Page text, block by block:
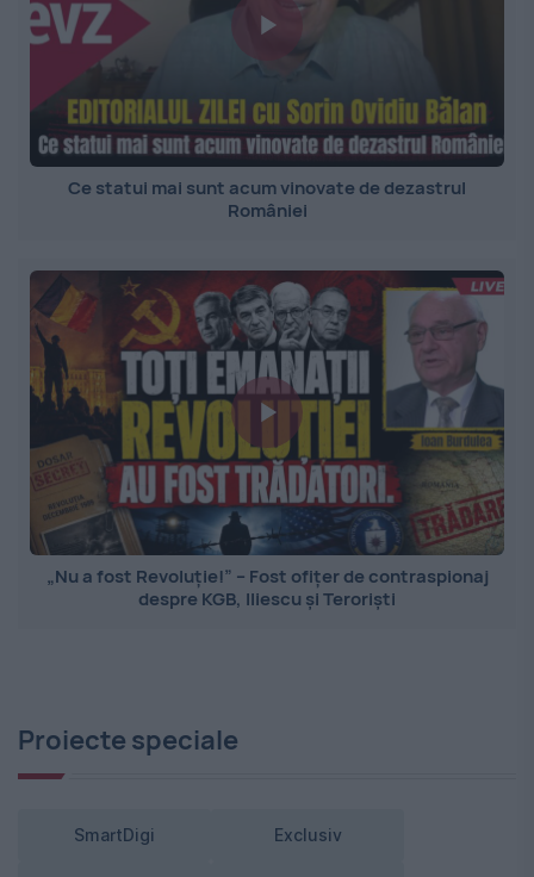
Ce statui mai sunt acum vinovate de dezastrul
României
„Nu a fost Revoluție!” – Fost ofițer de contraspionaj
despre KGB, Iliescu și Teroriști
Proiecte speciale
SmartDigi Exclusiv